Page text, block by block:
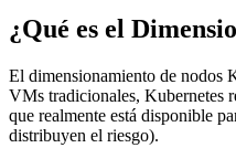
¿Qué es el
El dimensionamiento de nodos
VMs tradicionales, Kubernetes
que realmente está disponible
distribuyen el riesgo).